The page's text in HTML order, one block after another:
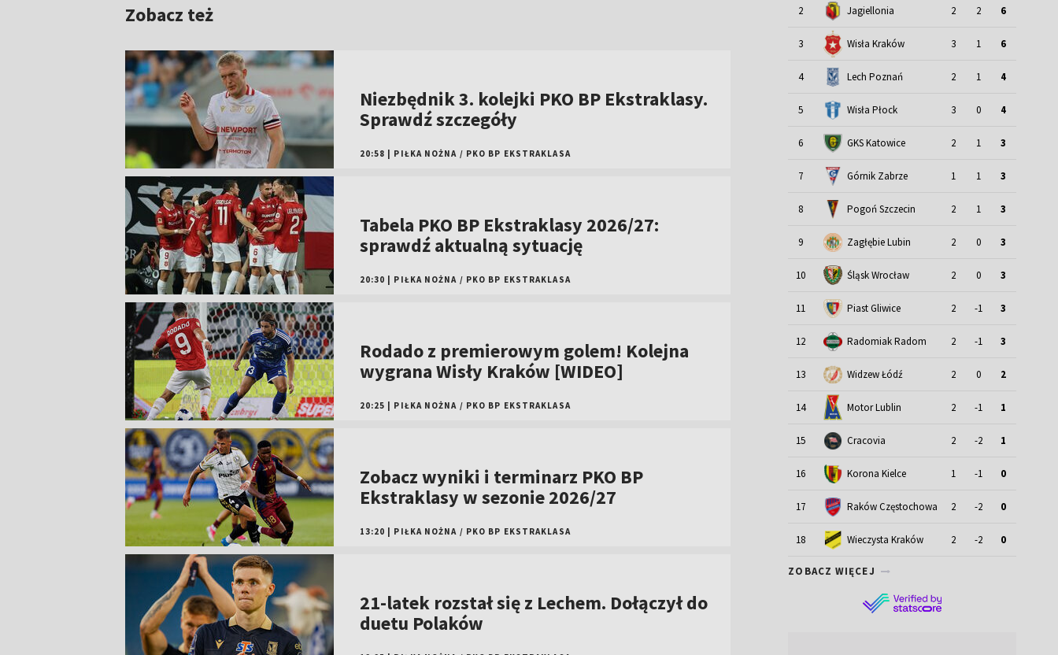
Zobacz też
Niezbędnik 3. kolejki PKO BP Ekstraklasy.
Sprawdź szczegóły
20:58 PIŁKA NOŻNA / PKO BP EKSTRAKLASA
Tabela PKO BP Ekstraklasy 2026/27:
sprawdź aktualną sytuację
20:30 PIŁKA NOŻNA / PKO BP EKSTRAKLASA
Rodado z premierowym golem! Kolejna
wygrana Wisły Kraków [WIDEO]
20:25 PIŁKA NOŻNA / PKO BP EKSTRAKLASA
Zobacz wyniki i terminarz PKO BP
Ekstraklasy w sezonie 2026/27
13:20 PIŁKA NOŻNA / PKO BP EKSTRAKLASA
21-latek rozstał się z Lechem. Dołączył do
duetu Polaków
2 Jagiellonia 2 2 6
3 Wisła Kraków 3 1 6
4 Lech Poznań 2 1 4
5 Wisła Płock 3 0 4
6 GKS Katowice 2 1 3
7 Górnik Zabrze 1 1 3
8 Pogoń Szczecin 2 1 3
9 Zagłębie Lubin 2 0 3
10 Śląsk Wrocław 2 0 3
11 Piast Gliwice 2 -1 3
12 Radomiak Radom 2 -1 3
13 Widzew Łódź 2 0 2
14 Motor Lublin 2 -1 1
15 Cracovia 2 -2 1
16 Korona Kielce 1 -1 0
17 Raków Częstochowa 2 -2 0
18 Wieczysta Kraków 2 -2 0
ZOBACZ WIĘCEJ